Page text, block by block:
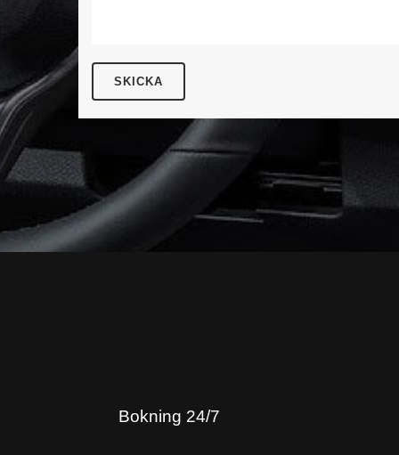
Bokning 24/7